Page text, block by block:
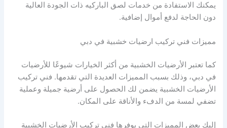
يمكنك الاستفادة من خدمات لصق الباركيه ذات الجودة العالية
دون الحاجة لدفع أموال إضافية.
مميزات فني تركيب ارضيات خشبية في دبي
كما تعتبر الأرضيات الخشبية من أكثر الخيارات شيوعًا للأرضيات
في دبي، وذلك بسبب المميزات العديدة التي تقدمها. فني تركيب
الأرضيات الخشبية يضمن لك الحصول على أرضية جميلة وعملية
تضفي لمسة من الدفء والأناقة على المكان.
إليك بعض المميزات التي يوفرها فني تركيب الأرضيات الخشبية